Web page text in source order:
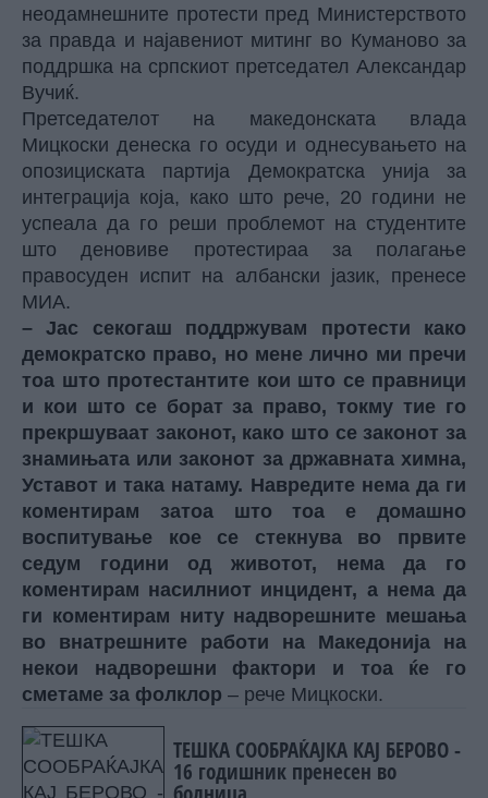
неодамнешните протести пред Министерството
за правда и најавениот митинг во Куманово за
поддршка на српскиот претседател Александар
Вучиќ.
Претседателот на македонската влада
Мицкоски денеска го осуди и однесувањето на
опозициската партија Демократска унија за
интеграција која, како што рече, 20 години не
успеала да го реши проблемот на студентите
што деновиве протестираа за полагање
правосуден испит на албански јазик, пренесе
МИА.
– Јас секогаш поддржувам протести како
демократско право, но мене лично ми пречи
тоа што протестантите кои што се правници
и кои што се борат за право, токму тие го
прекршуваат законот, како што се законот за
знамињата или законот за државната химна,
Уставот и така натаму. Навредите нема да ги
коментирам затоа што тоа е домашно
воспитување кое се стекнува во првите
седум години од животот, нема да го
коментирам насилниот инцидент, а нема да
ги коментирам ниту надворешните мешања
во внатрешните работи на Македонија на
некои надворешни фактори и тоа ќе го
сметаме за фолклор – рече Мицкоски.
ТЕШКА СООБРАЌАЈКА КАЈ БЕРОВО -
16 годишник пренесен во